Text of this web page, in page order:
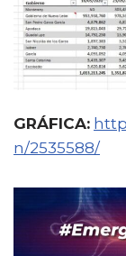
GRÁFICA:
n/2535588/